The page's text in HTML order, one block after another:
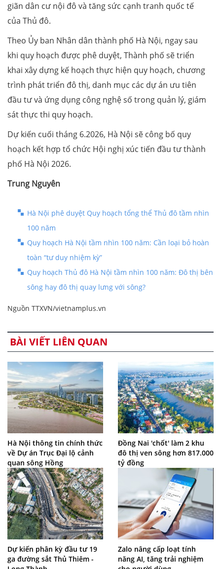
giãn dân cư nội đô và tăng sức cạnh tranh quốc tế
của Thủ đô.
Theo Ủy ban Nhân dân thành phố Hà Nội, ngay sau
khi quy hoạch được phê duyệt, Thành phố sẽ triển
khai xây dựng kế hoạch thực hiện quy hoạch, chương
trình phát triển đô thị, danh mục các dự án ưu tiên
đầu tư và ứng dụng công nghệ số trong quản lý, giám
sát thực thi quy hoạch.
Dự kiến cuối tháng 6.2026, Hà Nội sẽ công bố quy
hoạch kết hợp tổ chức Hội nghị xúc tiến đầu tư thành
phố Hà Nội 2026.
Trung Nguyên
Hà Nội phê duyệt Quy hoạch tổng thể Thủ đô tầm nhìn
100 năm
Quy hoạch Hà Nội tầm nhìn 100 năm: Cần loại bỏ hoàn
toàn “tư duy nhiệm kỳ”
Quy hoạch Thủ đô Hà Nội tầm nhìn 100 năm: Đô thị bên
sông hay đô thị quay lưng với sông?
Nguồn TTXVN/vietnamplus.vn
BÀI VIẾT LIÊN QUAN
Hà Nội thông tin chính thức
về Dự án Trục Đại lộ cảnh
quan sông Hồng
Đồng Nai 'chốt' làm 2 khu
đô thị ven sông hơn 817.000
tỷ đồng
Dự kiến phân kỳ đầu tư 19
ga đường sắt Thủ Thiêm -
Zalo nâng cấp loạt tính
năng AI, tăng trải nghiệm